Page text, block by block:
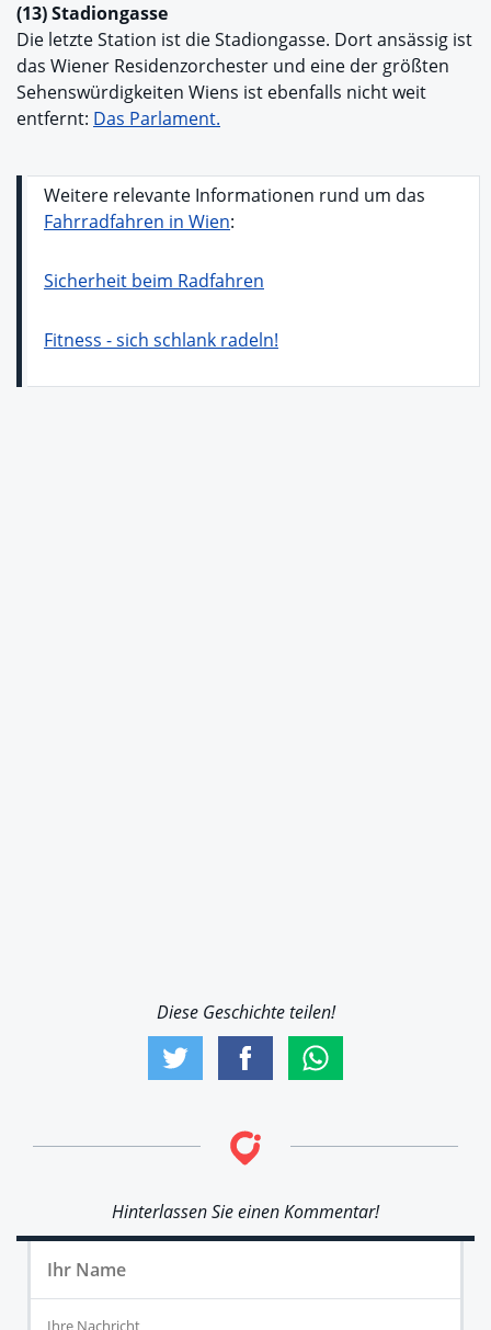
(13) Stadiongasse
Die letzte Station ist die Stadiongasse. Dort ansässig ist
das Wiener Residenzorchester und eine der größten
Sehenswürdigkeiten Wiens ist ebenfalls nicht weit
entfernt: Das Parlament.
Weitere relevante Informationen rund um das
Fahrradfahren in Wien:
Sicherheit beim Radfahren
Fitness - sich schlank radeln!
Diese Geschichte teilen!
Hinterlassen Sie einen Kommentar!